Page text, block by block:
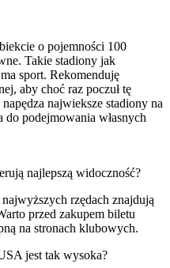
o pojemności 100
Takie stadiony jak
sport. Rekomenduję
aby choć raz poczuł tę
najwieksze stadiony na
podejmowania własnych
najlepszą widoczność?
rzędach znajdują
przed zakupem biletu
na stronach klubowych.
jest tak wysoka?